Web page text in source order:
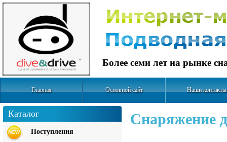
Более семи лет на рынке
Главная Основной сайт Наши контакты
Cнаряжение
Каталог
Поступления